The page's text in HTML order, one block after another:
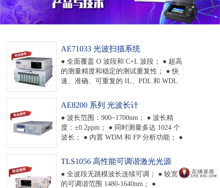
AE71033 光波扫描系统
● 全面覆盖 O 波段和 C+L 波段； ● 超高
的测量精度和稳定的测试重复性； ● 快
速、准确、可重复的 IL、PDL 和 WDL
插拔的模块，最多实现 370 路测试； ●
丰富的远程控制功能，灵活的触发功
能； ● 齐全的用户数据接口，支持千兆
以太网、USB、GP-IB 等。
AE8200 系列 光波长计
● 波长范围：900~1700nm； ● 波长精
度：±0.2ppm； ● 同时测量多达 1024 个
波长； ● 内置 WDM 和 FP 分析功能； ●
USB、GP-IB 等； ● 7 英寸电容屏触屏操
作，更好的客户体验； ● 根据客户需求
建设自动化检测与测试系统。
TLS1056 高性能可调谐激光光源
● 全波段无跳模波长连续可调； ● 较宽
的可调谐范围 1480-1640nm； ●